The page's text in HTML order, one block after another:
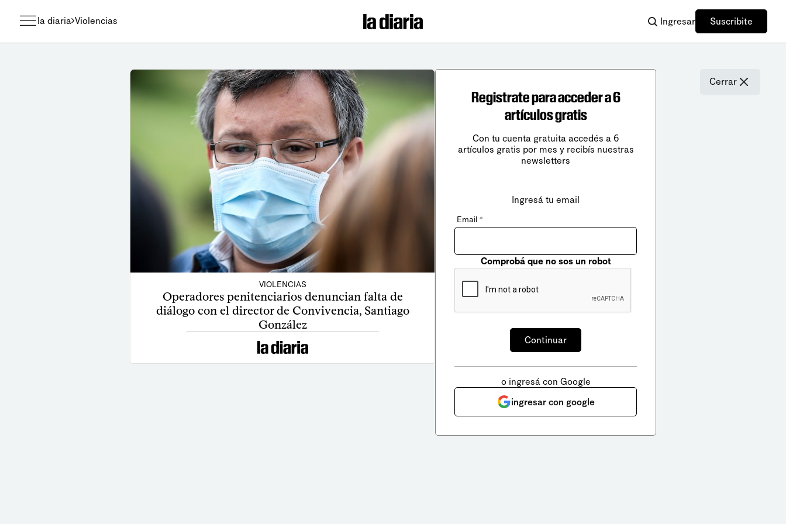
la diaria Violencias Ingresar Suscribite
VIOLENCIAS
Operadores penitenciarios denuncian falta de
diálogo con el director de Convivencia, Santiago
González
Cerrar
Registrate para acceder a 6
artículos gratis
Con tu cuenta gratuita accedés a 6
artículos gratis por mes y recibís nuestras
newsletters
Ingresá tu email
Email *
Comprobá que no sos un robot
o ingresá con Google
ingresar con google